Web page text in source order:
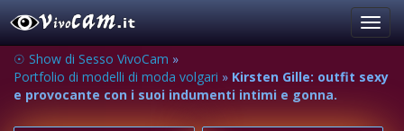
☉ Show di Sesso VivoCam »
Portfolio di modelli di moda volgari » Kirsten Gille: outfit sexy
e provocante con i suoi indumenti intimi e gonna.